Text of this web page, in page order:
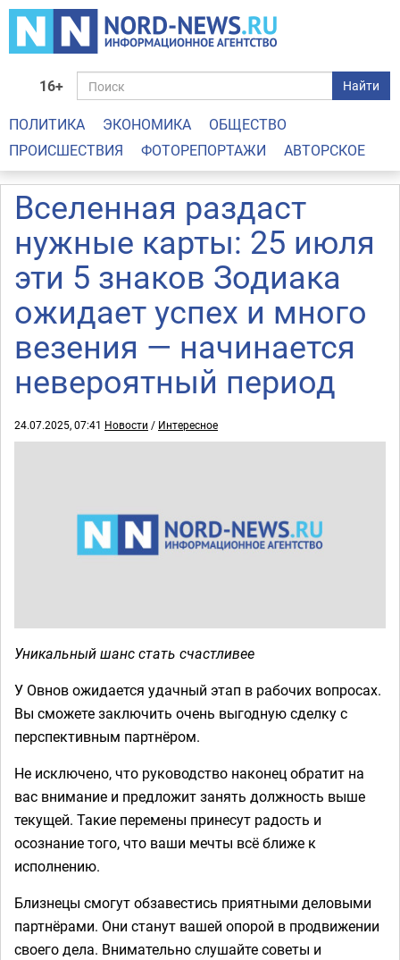
16+ Найти
ПОЛИТИКА ЭКОНОМИКА
ОБЩЕСТВО
ПРОИСШЕСТВИЯ
ФОТОРЕПОРТАЖИ АВТОРСКОЕ
Вселенная раздаст
нужные карты: 25 июля
эти 5 знаков Зодиака
ожидает успех и много
везения — начинается
невероятный период
24.07.2025, 07:41 Новости / Интересное
Уникальный шанс стать счастливее
У Овнов ожидается удачный этап в рабочих вопросах.
Вы сможете заключить очень выгодную сделку с
перспективным партнёром.
Не исключено, что руководство наконец обратит на
вас внимание и предложит занять должность выше
текущей. Такие перемены принесут радость и
осознание того, что ваши мечты всё ближе к
исполнению.
Близнецы смогут обзавестись приятными деловыми
партнёрами. Они станут вашей опорой в продвижении
своего дела. Внимательно слушайте советы и